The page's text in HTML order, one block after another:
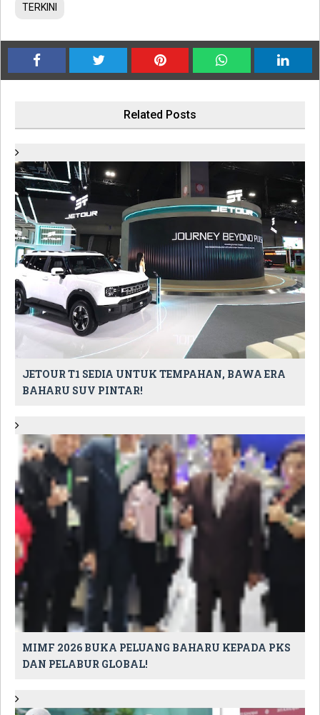
TERKINI
Related Posts
JETOUR T1 SEDIA UNTUK TEMPAHAN, BAWA ERA
BAHARU SUV PINTAR!
MIMF 2026 BUKA PELUANG BAHARU KEPADA PKS
DAN PELABUR GLOBAL!